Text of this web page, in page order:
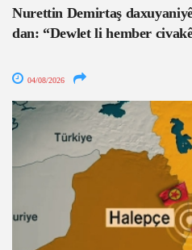
Nurettin Demirtaş
dan: “Dewlet li hember
04/08/2026